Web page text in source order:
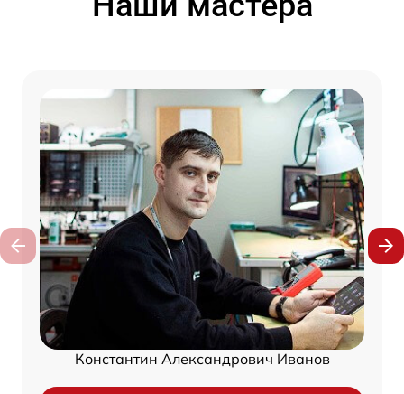
Константин Александрович Иванов